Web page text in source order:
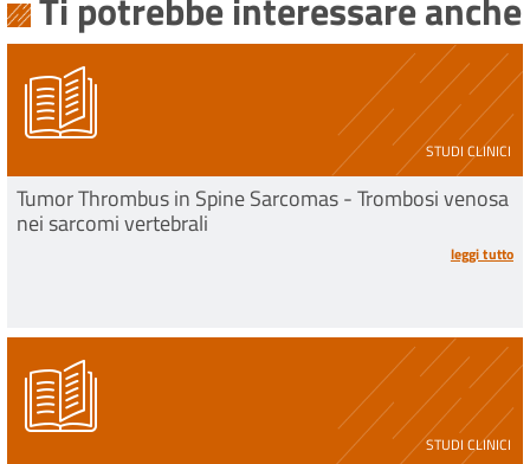
STUDI CLINICI
Tumor Thrombus in Spine Sarcomas - Trombosi venosa
nei sarcomi vertebrali
leggi tutto
STUDI CLINICI